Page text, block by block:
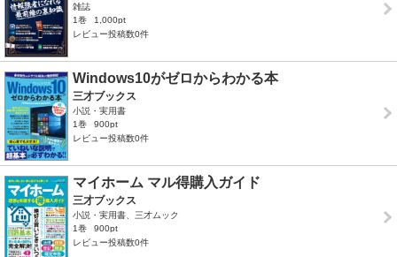
雑誌
1巻
1,000pt
レビュー投稿数0件
Windows10がゼロからわかる本
三才ブックス
小説・実用書
1巻
900pt
レビュー投稿数0件
マイホーム マル得購入ガイド
三才ブックス
小説・実用書、三才ムック
1巻
900pt
レビュー投稿数0件